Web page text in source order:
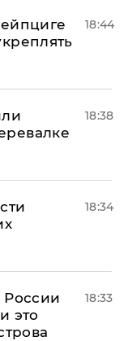
18:44
18:38
18:34
России
это
18:33